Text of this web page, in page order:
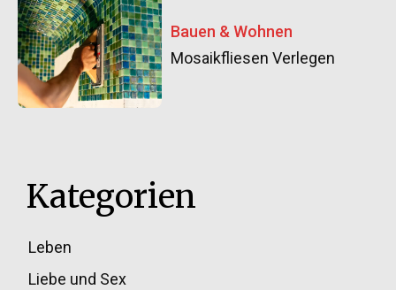
Bauen & Wohnen
Mosaikfliesen Verlegen
Kategorien
Leben
Liebe und Sex